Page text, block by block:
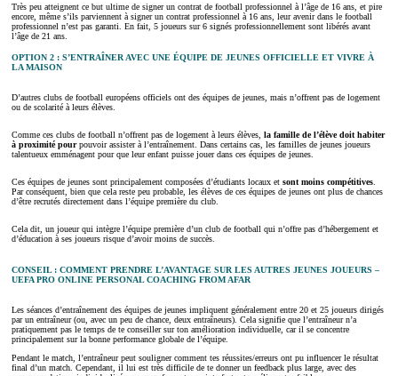
Très peu atteignent ce but ultime de signer un contrat de football professionnel à l’âge de 16 ans, et pire
encore, même s’ils parviennent à signer un contrat professionnel à 16 ans, leur avenir dans le football
professionnel n’est pas garanti. En fait, 5 joueurs sur 6 signés professionnellement sont libérés avant
l’âge de 21 ans.
OPTION 2 : S’ENTRAÎNER AVEC UNE ÉQUIPE DE JEUNES OFFICIELLE ET VIVRE À
LA MAISON
D’autres clubs de football européens officiels ont des équipes de jeunes, mais n’offrent pas de logement
ou de scolarité à leurs élèves.
Comme ces clubs de football n’offrent pas de logement à leurs élèves, la famille de l’élève doit habiter
à proximité pourpouvoir assister à l’entraînement. Dans certains cas, les familles de jeunes joueurs
talentueux emménagent pour que leur enfant puisse jouer dans ces équipes de jeunes.
Ces équipes de jeunes sont principalement composées d’étudiants locaux et sont moins compétitives.
Par conséquent, bien que cela reste peu probable, les élèves de ces équipes de jeunes ont plus de chances
d’être recrutés directement dans l’équipe première du club.
Cela dit, un joueur qui intègre l’équipe première d’un club de football qui n’offre pas d’hébergement et
d’éducation à ses joueurs risque d’avoir moins de succès.
CONSEIL : COMMENT PRENDRE L’AVANTAGE SUR LES AUTRES JEUNES JOUEURS –
UEFA PRO ONLINE PERSONAL COACHING FROM AFAR
Les séances d’entraînement des équipes de jeunes impliquent généralement entre 20 et 25 joueurs dirigés
par un entraîneur (ou, avec un peu de chance, deux entraîneurs). Cela signifie que l’entraîneur n’a
pratiquement pas le temps de te conseiller sur ton amélioration individuelle, car il se concentre
principalement sur la bonne performance globale de l’équipe.
Pendant le match, l’entraîneur peut souligner comment tes réussites/erreurs ont pu influencer le résultat
final d’un match. Cependant, il lui est très difficile de te donner un feedback plus large, avec des